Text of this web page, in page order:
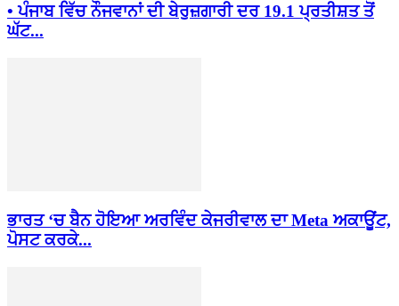
• ਪੰਜਾਬ ਵਿੱਚ ਨੌਜਵਾਨਾਂ ਦੀ ਬੇਰੁਜ਼ਗਾਰੀ ਦਰ 19.1 ਪ੍ਰਤੀਸ਼ਤ ਤੋਂ
ਘੱਟ...
ਭਾਰਤ ‘ਚ ਬੈਨ ਹੋਇਆ ਅਰਵਿੰਦ ਕੇਜਰੀਵਾਲ ਦਾ Meta ਅਕਾਊਂਟ,
ਪੋਸਟ ਕਰਕੇ...